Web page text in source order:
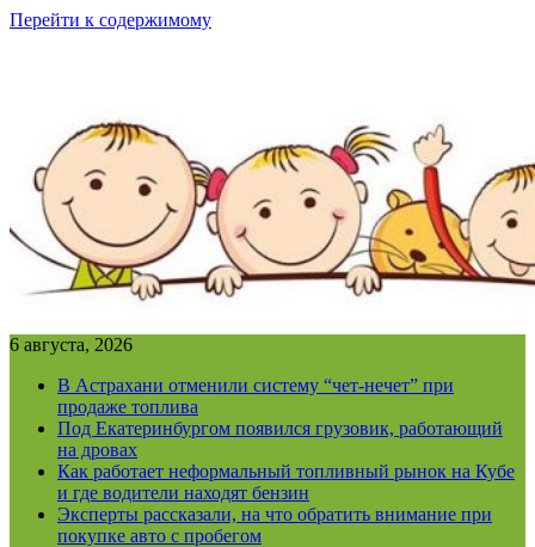
Перейти к содержимому
6 августа, 2026
В Астрахани отменили систему “чет-нечет” при
продаже топлива
Под Екатеринбургом появился грузовик, работающий
на дровах
Как работает неформальный топливный рынок на Кубе
и где водители находят бензин
Эксперты рассказали, на что обратить внимание при
покупке авто с пробегом